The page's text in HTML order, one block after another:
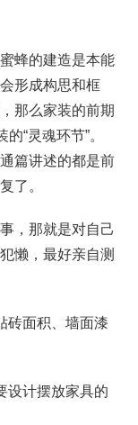
蜂的建造是本能
形成构思和框
那么家装的前期
“灵魂环节”。
篇讲述的都是前
了。
，那就是对自己
懒，最好亲自测
砖面积、墙面漆
设计摆放家具的